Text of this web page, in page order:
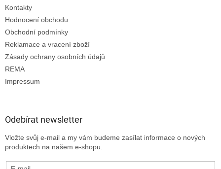
Kontakty
Hodnocení obchodu
Obchodní podmínky
Reklamace a vracení zboží
Zásady ochrany osobních údajů
REMA
Impressum
Odebírat newsletter
Vložte svůj e-mail a my vám budeme zasílat informace o nových
produktech na našem e-shopu.